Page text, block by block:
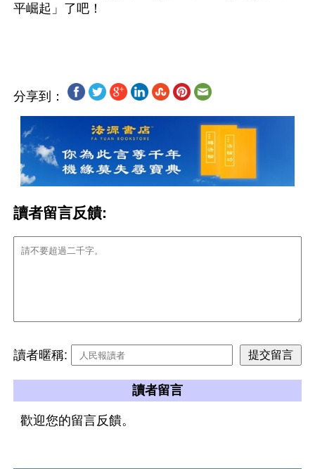
平崛起」了吧！
分享到：
讀者留言反饋:
讀者暱稱:
讀者留言
歡迎您的留言反饋。